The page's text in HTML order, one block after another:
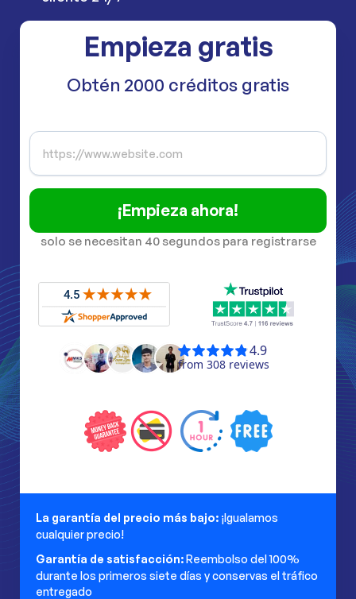
Empieza gratis
Obtén 2000 créditos gratis
¡Empieza ahora!
solo se necesitan 40 segundos para registrarse
La garantía del precio más bajo: ¡Igualamos
cualquier precio!
Garantía de satisfacción:Reembolso del 100%
durante los primeros siete días y conservas el tráfico
entregado